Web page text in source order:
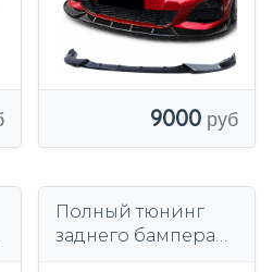
9000
Полный тюнинг
заднего бампера